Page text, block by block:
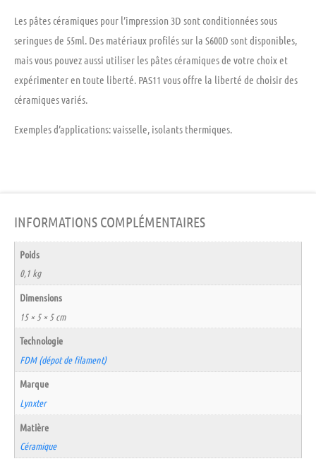
Les pâtes céramiques pour l’impression 3D sont conditionnées sous
seringues de 55ml. Des matériaux profilés sur la S600D sont disponibles,
mais vous pouvez aussi utiliser les pâtes céramiques de votre choix et
expérimenter en toute liberté. PAS11 vous offre la liberté de choisir des
céramiques variés.
Exemples d’applications: vaisselle, isolants thermiques.
INFORMATIONS COMPLÉMENTAIRES
Poids
0,1 kg
Dimensions
15 × 5 × 5 cm
Technologie
FDM (dépot de filament)
Marque
Lynxter
Matière
Céramique